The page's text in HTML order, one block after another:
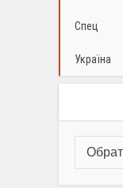
Спец
Україна